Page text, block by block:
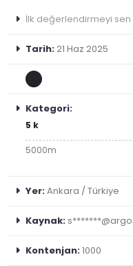
İlk değerlendirmeyi sen
Tarih:21 Haz 2025
Kategori:
5k
5000m
Yer:Ankara / Türkiye
Kaynak:
Kontenjan:1000